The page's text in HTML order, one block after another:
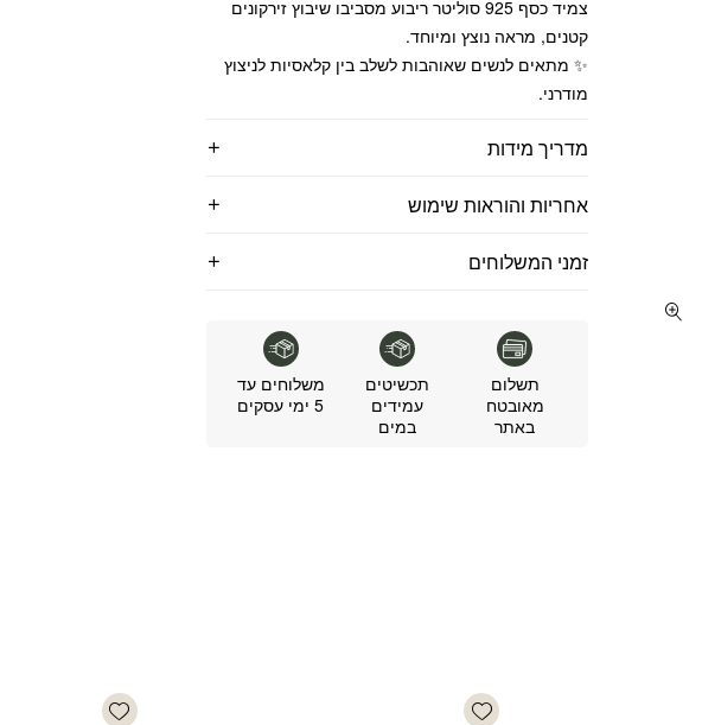
צמיד כסף 925 סוליטר ריבוע מסביבו שיבוץ זירקונים
קטנים, מראה נוצץ ומיוחד.
✨ מתאים לנשים שאוהבות לשלב בין קלאסיות לניצוץ
מודרני.
מדריך מידות
אחריות והוראות שימוש
זמני המשלוחים
תשלום
מאובטח
באתר
תכשיטים
עמידים
במים
משלוחים עד
5 ימי עסקים
Add wishlist
Add wishlist